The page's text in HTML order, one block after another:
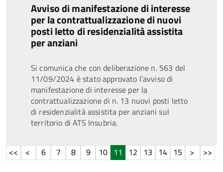
Avviso di manifestazione di interesse
per la contrattualizzazione di nuovi
posti letto di residenzialità assistita
per anziani
Si comunica che con deliberazione n. 563 del
11/09/2024 è stato approvato l’avviso di
manifestazione di interesse per la
contrattualizzazione di n. 13 nuovi posti letto
di residenzialità assistita per anziani sul
territorio di ATS Insubria.
6 7 8 9 10 11 12 13 14 15